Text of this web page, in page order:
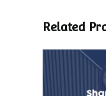
Related